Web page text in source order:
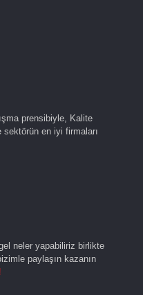
prensibiyle, Kalite
en iyi firmaları
neler yapabiliriz birlikte
paylaşın kazanın